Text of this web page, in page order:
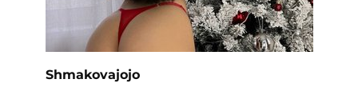
Shmakovajojo